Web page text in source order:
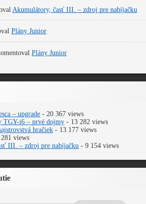
Akumulátory, časť III. – zdroj pre nabíjačku
Plány Junior
Plány Junior
– upgrade - 20 367 views
TGY-i6 – prvé dojmy - 13 282 views
hračiek - 13 177 views
views
III. – zdroj pre nabíjačku - 9 154 views